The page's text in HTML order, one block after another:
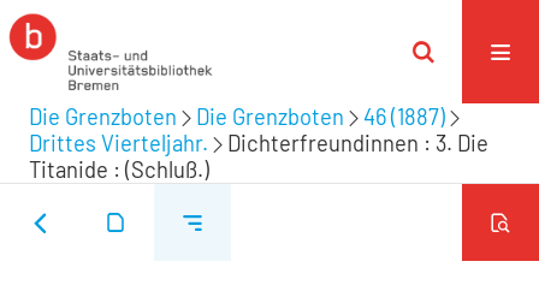
Die Grenzboten Die Grenzboten
46 (1887)
Drittes Vierteljahr.
Dichterfreundinnen : 3. Die
Titanide : (Schluß.)